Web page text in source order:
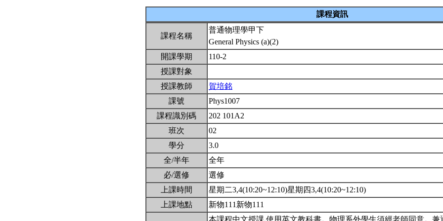
課程資訊
課程名稱
普通物理學甲下
General Physics (a)(2)
開課學期
110-2
授課對象
授課教師
賀培銘
課號
Phys1007
課程識別碼
202 101A2
班次
02
學分
3.0
全/半年
全年
必/選修
選修
上課時間
星期二3,4(10:20~12:10)星期四3,4(10:20~12:10)
上課地點
新物111新物111
本課程中文授課,使用英文教科書。物理系外學生須經老師同意。